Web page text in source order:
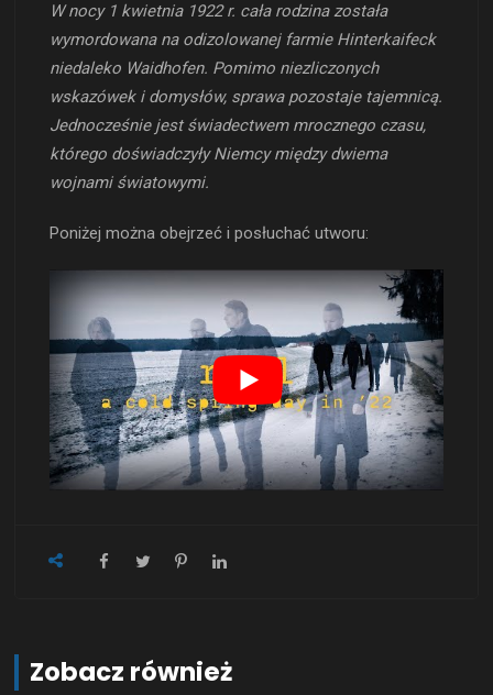
W nocy 1 kwietnia 1922 r. cała rodzina została
wymordowana na odizolowanej farmie Hinterkaifeck
niedaleko Waidhofen. Pomimo niezliczonych
wskazówek i domysłów, sprawa pozostaje tajemnicą.
Jednocześnie jest świadectwem mrocznego czasu,
którego doświadczyły Niemcy między dwiema
wojnami światowymi.
Poniżej można obejrzeć i posłuchać utworu:
Zobacz również